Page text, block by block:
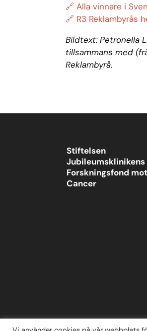
🔗 Alla vinnare i
🔗 R3 Reklambyrås
Bildtext: Petronella
tillsammans med
Reklambyrå.
Stiftelsen
Jubileumsklinikens
Forskningsfond mot
Cancer